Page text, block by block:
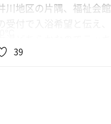
川地区の片隅、福祉会
受付で入浴希望と伝
広いサウナは一段のみ
よし。福祉会館だけに
39